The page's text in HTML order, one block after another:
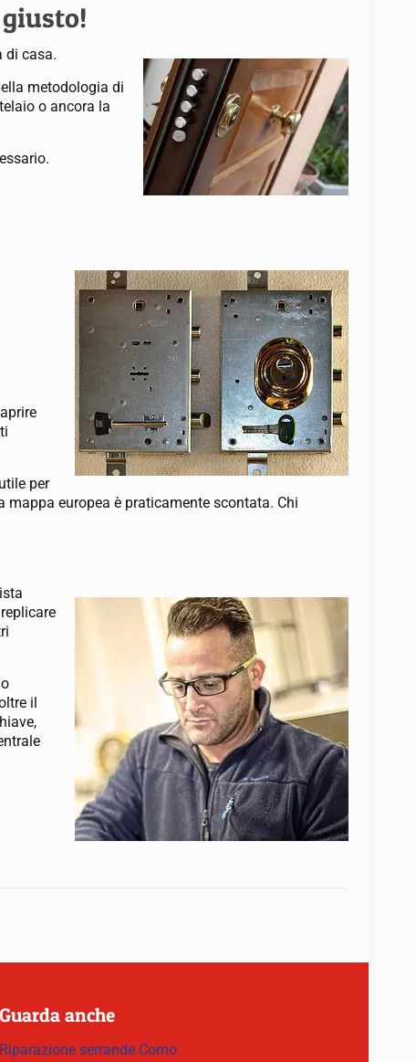
di casa.
metodologia di
o ancora la
per
europea è praticamente scontata. Chi
il
Guarda anche
Riparazione serrande Como